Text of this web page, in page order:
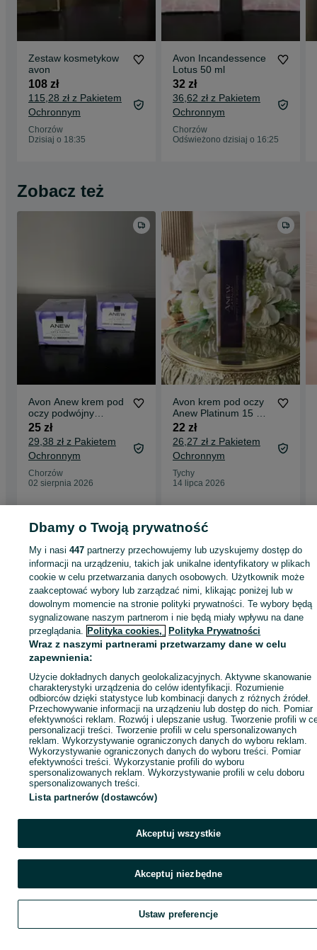
Zestaw kosmetykow
avon
108 zł
115,28 zł z Pakietem
Ochronnym
Chorzów
Dzisiaj o 18:35
Avon Incandessence
Lotus 50 ml
32 zł
36,62 zł z Pakietem
Ochronnym
Chorzów
Odświeżono dzisiaj o 16:25
Zobacz też
Avon Anew krem pod
oczy podwójny
program liftingujący
okolice oczu
25 zł
29,38 zł z Pakietem
Ochronnym
Chorzów
02 sierpnia 2026
Avon krem pod oczy
Anew Platinum 15 ml
nowy
22 zł
26,27 zł z Pakietem
Ochronnym
Tychy
14 lipca 2026
pod oczy - Śląskie
Kremy pod oczy - Chorzów
KATEGORIA
ID:1065881037
Dbamy o Twoją prywatność
My i nasi447 partnerzy przechowujemy lub uzyskujemy dostęp do
informacji na urządzeniu, takich jak unikalne identyfikatory w plikach
cookie w celu przetwarzania danych osobowych. Użytkownik może
zaakceptować wybory lub zarządzać nimi, klikając poniżej lub w
dowolnym momencie na stronie polityki prywatności. Te wybory będą
sygnalizowane naszym partnerom i nie będą miały wpływu na dane
przeglądania. Polityka cookies, Polityka Prywatności
Wraz z naszymi partnerami przetwarzamy dane w celu
zapewnienia:
Użycie dokładnych danych geolokalizacyjnych. Aktywne skanowanie
charakterystyki urządzenia do celów identyfikacji. Rozumienie
odbiorców dzięki statystyce lub kombinacji danych z różnych źródeł.
Przechowywanie informacji na urządzeniu lub dostęp do nich. Pomiar
efektywności reklam. Rozwój i ulepszanie usług. Tworzenie profili w
personalizacji treści. Tworzenie profili w celu spersonalizowanych
reklam. Wykorzystywanie ograniczonych danych do wyboru reklam.
Wykorzystywanie ograniczonych danych do wyboru treści. Pomiar
efektywności treści. Wykorzystanie profili do wyboru
spersonalizowanych reklam. Wykorzystywanie profili w celu doboru
spersonalizowanych treści.
Lista partnerów (dostawców)
Akceptuj wszystkie
Akceptuj niezbędne
Ustaw preferencje